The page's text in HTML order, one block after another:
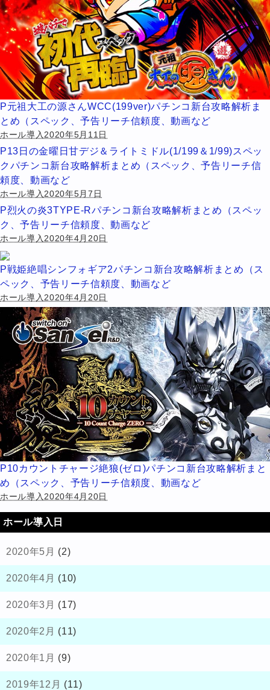
P元祖大工の源さんWCC(199ver)パチンコ新台攻略解析ま
とめ（スペック、予告リーチ信頼度、動画など
ホール導入2020年5月11日
P13日の金曜日甘デジ＆ライトミドル(1/199＆1/99)スペッ
クパチンコ新台攻略解析まとめ（スペック、予告リーチ信
頼度、動画など
ホール導入2020年5月7日
P烈火の炎3TYPE-Rパチンコ新台攻略解析まとめ（スペッ
ク、予告リーチ信頼度、動画など
ホール導入2020年4月20日
P戦姫絶唱シンフォギア2パチンコ新台攻略解析まとめ（ス
ペック、予告リーチ信頼度、動画など
ホール導入2020年4月20日
P10カウントチャージ絶狼(ゼロ)パチンコ新台攻略解析まと
め（スペック、予告リーチ信頼度、動画など
ホール導入2020年4月20日
ホール導入日
2020年5月 (2)
2020年4月 (10)
2020年3月 (17)
2020年2月 (11)
2020年1月 (9)
2019年12月 (11)